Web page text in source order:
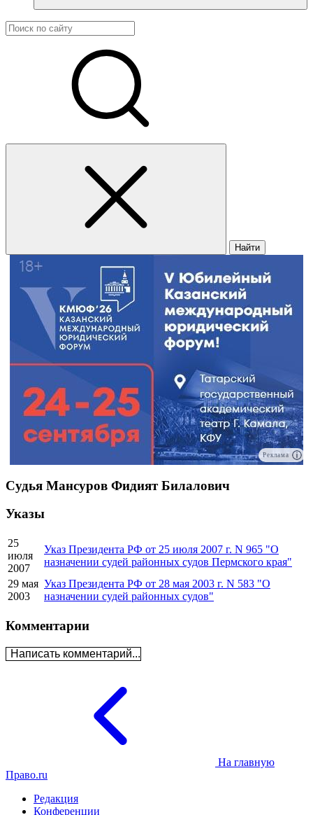
Найти
Реклама
Судья Мансуров Фидият Билалович
Указы
25
июля
2007
Указ Президента РФ от 25 июля 2007 г. N 965 "О
назначении судей районных судов Пермского края"
29 мая
2003
Указ Президента РФ от 28 мая 2003 г. N 583 "О
назначении судей районных судов"
Комментарии
Написать комментарий...
На главную
Право.ru
Редакция
Конференции